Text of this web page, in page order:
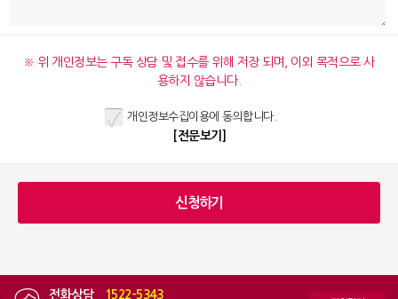
※ 위 개인정보는 구독 상담 및 접수를 위해 저장 되며, 이외 목적으로 사
용하지 않습니다.
개인정보수집이용에 동의합니다.
[전문보기]
전화상담 1522-5343